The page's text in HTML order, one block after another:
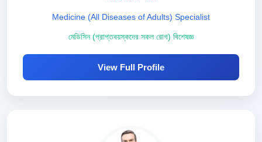
Medicine (All Diseases of Adults) Specialist
মেডিসিন (প্রাপ্তবয়স্কদের সকল রোগ) বিশেষজ্ঞ
View Full Profile